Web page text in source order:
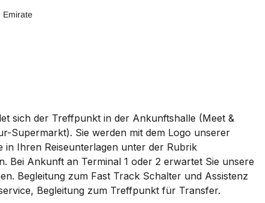
Emirate
sich der Treffpunkt in der Ankunftshalle (Meet &
Supermarkt). Sie werden mit dem Logo unserer
in Ihren Reiseunterlagen unter der Rubrik
Bei Ankunft an Terminal 1 oder 2 erwartet Sie unsere
Begleitung zum Fast Track Schalter und Assistenz
Begleitung zum Treffpunkt für Transfer.